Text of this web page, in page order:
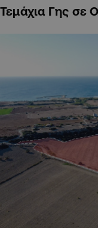
Τεμάχια Γης σε